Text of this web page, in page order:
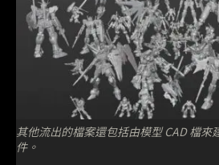
其他流出的檔案還包括由模型 CAD 檔來
件。